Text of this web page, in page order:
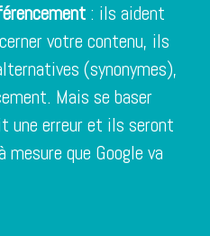
: ils aident
votre contenu, ils
(synonymes),
Mais se baser
une erreur et ils seront
que Google va